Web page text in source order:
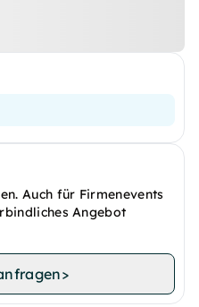
Auch für Firmenevents
Angebot
>